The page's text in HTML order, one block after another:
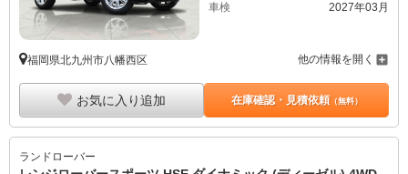
車検
2027年03月
福岡県北九州市八幡西区 他の情報を開く
お気に入り追加 在庫確認・見積依頼（無料）
ランドローバー